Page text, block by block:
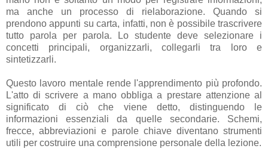
ma anche un processo di rielaborazione. Quando si
prendono appunti su carta, infatti, non è possibile trascrivere
tutto parola per parola. Lo studente deve selezionare i
concetti principali, organizzarli, collegarli tra loro e
sintetizzarli.
Questo lavoro mentale rende l'apprendimento più profondo.
L'atto di scrivere a mano obbliga a prestare attenzione al
significato di ciò che viene detto, distinguendo le
informazioni essenziali da quelle secondarie. Schemi,
frecce, abbreviazioni e parole chiave diventano strumenti
utili per costruire una comprensione personale della lezione.